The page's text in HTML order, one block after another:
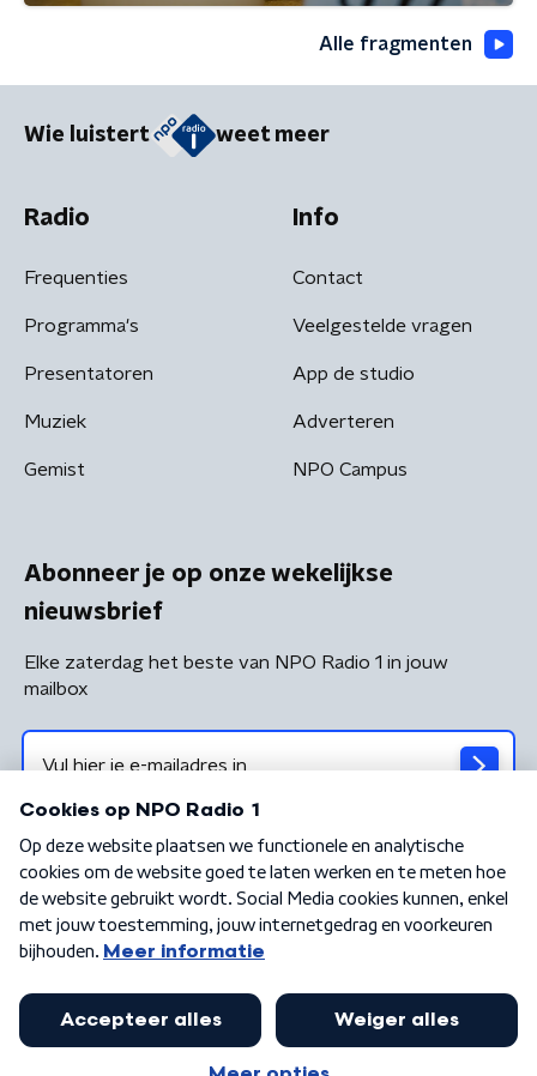
Alle fragmenten
Wie luistert weet meer
Radio
Frequenties
Programma's
Presentatoren
Muziek
Gemist
Info
Contact
Veelgestelde vragen
App de studio
Adverteren
NPO Campus
Abonneer je op onze wekelijkse
nieuwsbrief
Elke zaterdag het beste van NPO Radio 1 in jouw
mailbox
Algemene voorwaarden Privacybeleid